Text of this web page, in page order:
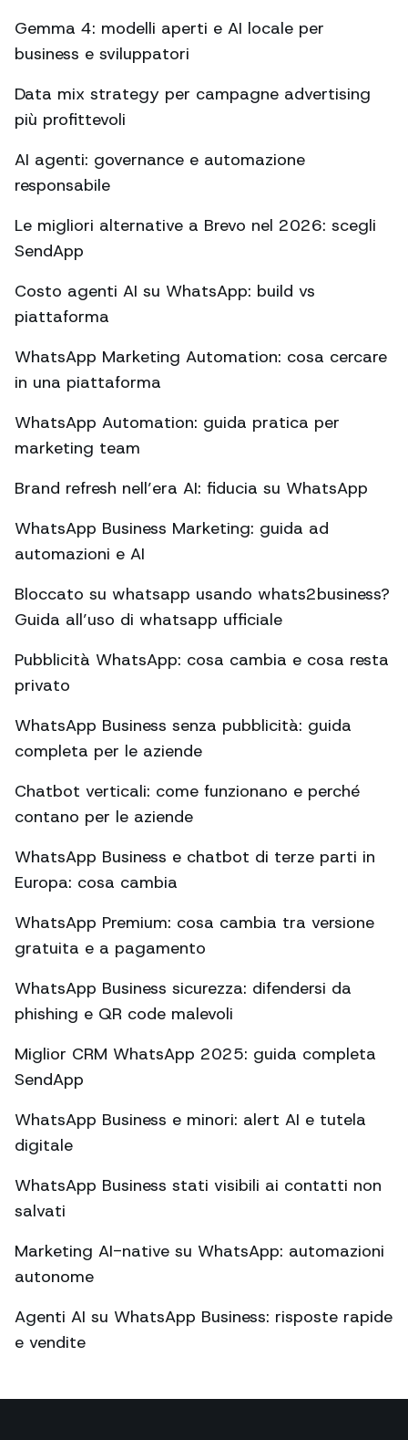
Gemma 4: modelli aperti e AI locale per
business e sviluppatori
Data mix strategy per campagne advertising
più profittevoli
AI agenti: governance e automazione
responsabile
Le migliori alternative a Brevo nel 2026: scegli
SendApp
Costo agenti AI su WhatsApp: build vs
piattaforma
WhatsApp Marketing Automation: cosa cercare
in una piattaforma
WhatsApp Automation: guida pratica per
marketing team
Brand refresh nell’era AI: fiducia su WhatsApp
WhatsApp Business Marketing: guida ad
automazioni e AI
Bloccato su whatsapp usando whats2business?
Guida all’uso di whatsapp ufficiale
Pubblicità WhatsApp: cosa cambia e cosa resta
privato
WhatsApp Business senza pubblicità: guida
completa per le aziende
Chatbot verticali: come funzionano e perché
contano per le aziende
WhatsApp Business e chatbot di terze parti in
Europa: cosa cambia
WhatsApp Premium: cosa cambia tra versione
gratuita e a pagamento
WhatsApp Business sicurezza: difendersi da
phishing e QR code malevoli
Miglior CRM WhatsApp 2025: guida completa
SendApp
WhatsApp Business e minori: alert AI e tutela
digitale
WhatsApp Business stati visibili ai contatti non
salvati
Marketing AI-native su WhatsApp: automazioni
autonome
Agenti AI su WhatsApp Business: risposte rapide
e vendite